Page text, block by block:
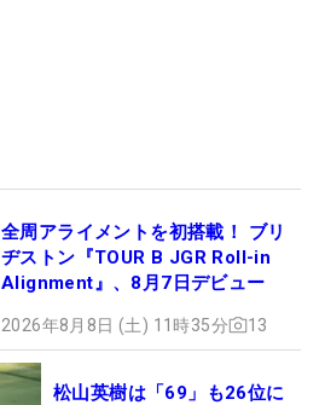
全周アライメントを初搭載！ ブリ
ヂストン『TOUR B JGR Roll-in
Alignment』、8月7日デビュー
2026年8月8日 (土) 11時35分 13
松山英樹は「69」も26位に